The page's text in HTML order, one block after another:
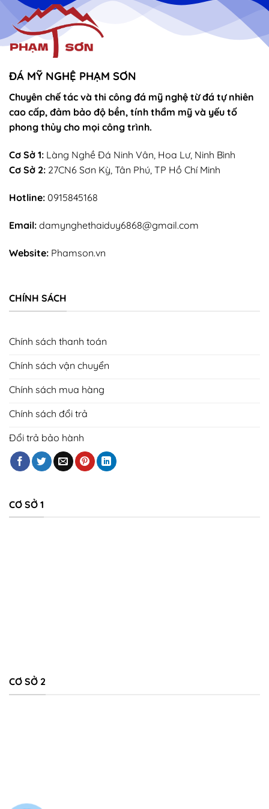
ĐÁ MỸ NGHỆ PHẠM SƠN
Chuyên chế tác và thi công đá mỹ nghệ từ đá tự nhiên
cao cấp, đảm bảo độ bền, tính thẩm mỹ và yếu tố
phong thủy cho mọi công trình.
Cơ Sở 1: Làng Nghề Đá Ninh Vân, Hoa Lư, Ninh Bình
Cơ Sở 2: 27CN6 Sơn Kỳ, Tân Phú, TP Hồ Chí Minh
Hotline: 0915845168
Email: damynghethaiduy6868@gmail.com
Website: Phamson.vn
CHÍNH SÁCH
Chính sách thanh toán
Chính sách vận chuyển
Chính sách mua hàng
Chính sách đổi trả
Đổi trả bảo hành
CƠ SỞ 1
CƠ SỞ 2